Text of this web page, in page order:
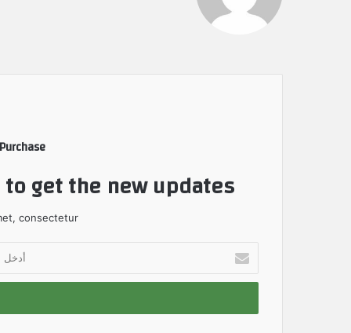
get the new updates!
consectetur.
خ
ب